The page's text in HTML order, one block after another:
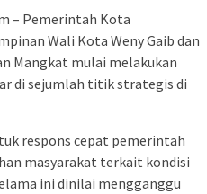
– Pemerintah Kota
Wali Kota Weny Gaib dan
Mangkat mulai melakukan
di sejumlah titik strategis di
respons cepat pemerintah
masyarakat terkait kondisi
ini dinilai mengganggu